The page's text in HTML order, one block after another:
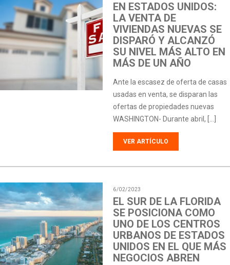
EN ESTADOS UNIDOS:
LA VENTA DE
VIVIENDAS NUEVAS SE
DISPARÓ Y ALCANZÓ
SU NIVEL MÁS ALTO EN
MÁS DE UN AÑO
Ante la escasez de oferta de casas
usadas en venta, se disparan las
ofertas de propiedades nuevas
WASHINGTON- Durante abril, […]
VER ARTÍCULO
6/02/2023
EL SUR DE LA FLORIDA
SE POSICIONA COMO
UNO DE LOS CENTROS
URBANOS DE ESTADOS
UNIDOS EN EL QUE MÁS
NEGOCIOS ABREN